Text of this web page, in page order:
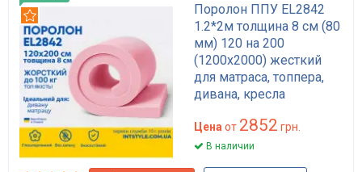
Поролон ППУ EL2842
1.2*2м толщина 8 см (80
мм) 120 на 200
(1200х2000) жесткий
для матраса, топпера,
дивана, кресла
Цена от 2852 грн.
В наличии